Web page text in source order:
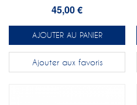
45,00 €
AJOUTER AU PANIER
Ajouter aux favoris